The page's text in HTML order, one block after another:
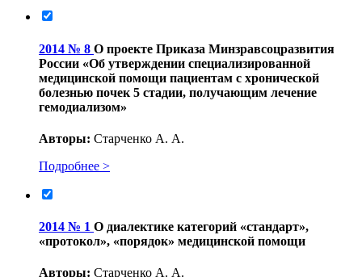
2014 № 8 О проекте Приказа Минзравсоцразвития
России «Об утверждении специализированной
медицинской помощи пациентам с хронической
болезнью почек 5 стадии, получающим лечение
гемодиализом»
Авторы: Старченко А. А.
Подробнее >
2014 № 1 О диалектике категорий «стандарт»,
«протокол», «порядок» медицинской помощи
Авторы: Старченко А. А.